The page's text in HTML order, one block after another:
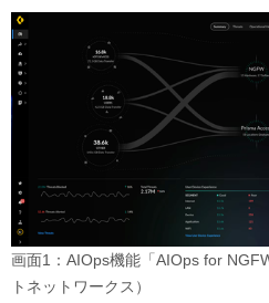
画面1：AIOps機能「AIOps for
トネットワークス）